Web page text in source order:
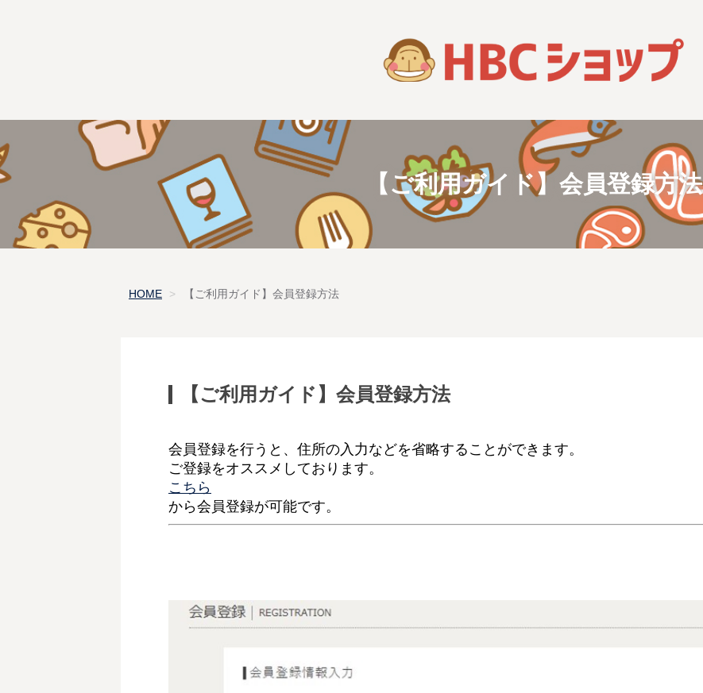
【ご利用ガイド】会員登録方法
HOME 【ご利用ガイド】会員登録方法
【ご利用ガイド】会員登録方法
会員登録を行うと、住所の入力などを省略することができます。
ご登録をオススメしております。
こちら
から会員登録が可能です。